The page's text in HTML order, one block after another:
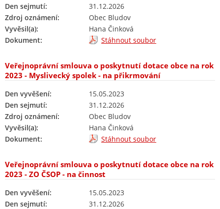
Den sejmutí:
31.12.2026
Zdroj oznámení:
Obec Bludov
Vyvěsil(a):
Hana Činková
Dokument:
Stáhnout soubor
Veřejnoprávní smlouva o poskytnutí dotace obce na rok
2023 - Myslivecký spolek - na přikrmování
Den vyvěšení:
15.05.2023
Den sejmutí:
31.12.2026
Zdroj oznámení:
Obec Bludov
Vyvěsil(a):
Hana Činková
Dokument:
Stáhnout soubor
Veřejnoprávní smlouva o poskytnutí dotace obce na rok
2023 - ZO ČSOP - na činnost
Den vyvěšení:
15.05.2023
Den sejmutí:
31.12.2026